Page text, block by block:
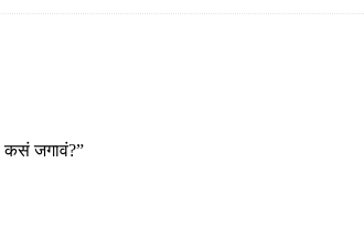
कसं जगावं?”